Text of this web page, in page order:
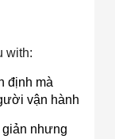
with:
định mà
vận hành
nhưng